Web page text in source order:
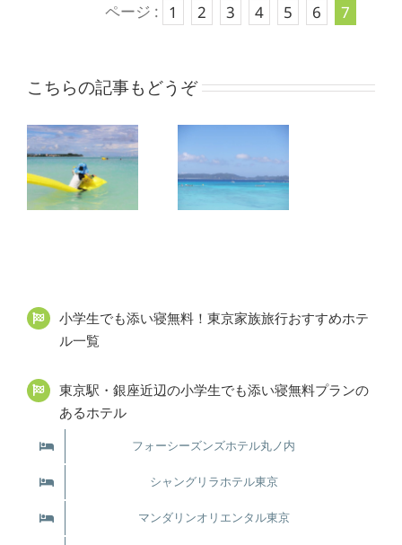
ページ : 1 2 3 4 5 6 7
こちらの記事もどうぞ
【沖縄】子
連れ家族旅
行おすすめ
ホテル
小学生でも添い寝無料！東京家族旅行おすすめホテ
ル一覧
東京駅・銀座近辺の小学生でも添い寝無料プランの
あるホテル
フォーシーズンズホテル丸ノ内
シャングリラホテル東京
マンダリンオリエンタル東京